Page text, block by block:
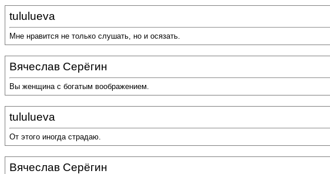
tululueva
Мне нравится не только слушать, но и осязать.
Вячеслав Серёгин
Вы женщина с богатым воображением.
tululueva
От этого иногда страдаю.
Вячеслав Серёгин